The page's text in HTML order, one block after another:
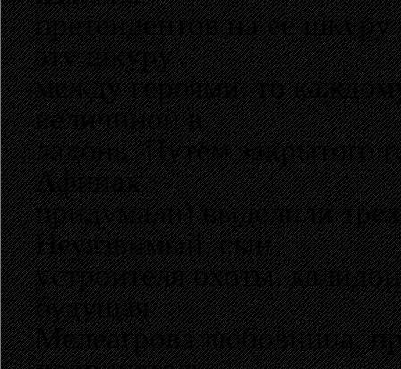
претендентов на ее шкуру
эту шкуру
между героями, то
величиной в
ладонь. Путем закрытого
Афинах
придумали) выделили
Неуязвимый, сын
устроителя охоты,
будущая
Мелеагрова любовница,